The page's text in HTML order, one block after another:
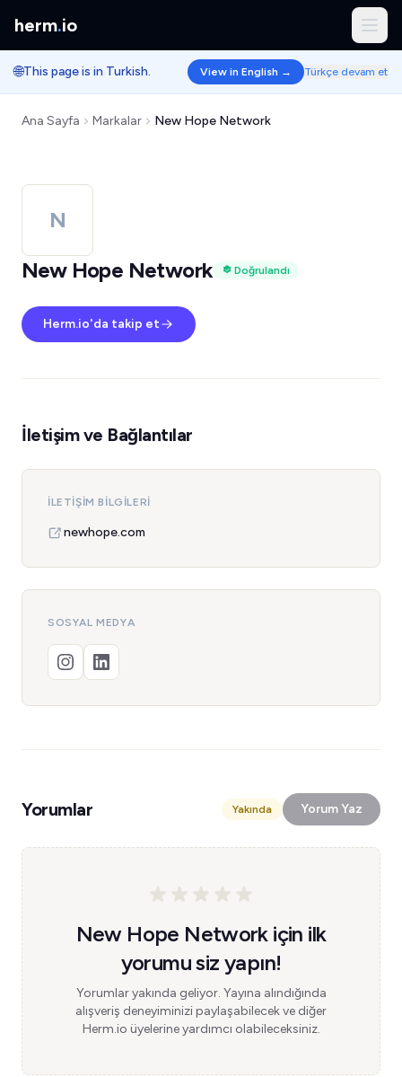
herm.io
🌐This page is in Turkish. View in English → Türkçe devam et
Ana Sayfa Markalar New Hope Network
N
New Hope Network
Doğrulandı
Herm.io'da takip et
İletişim ve Bağlantılar
İLETIŞIM BILGILERI
newhope.com
SOSYAL MEDYA
Yorumlar Yakında Yorum Yaz
New Hope Network için ilk
yorumu siz yapın!
Yorumlar yakında geliyor. Yayına alındığında
alışveriş deneyiminizi paylaşabilecek ve diğer
Herm.io üyelerine yardımcı olabileceksiniz.